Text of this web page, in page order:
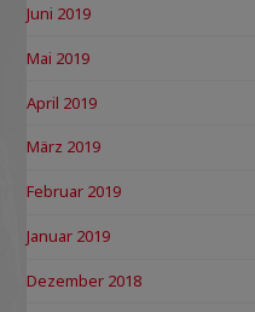
Juni 2019
Mai 2019
April 2019
März 2019
Februar 2019
Januar 2019
Dezember 2018